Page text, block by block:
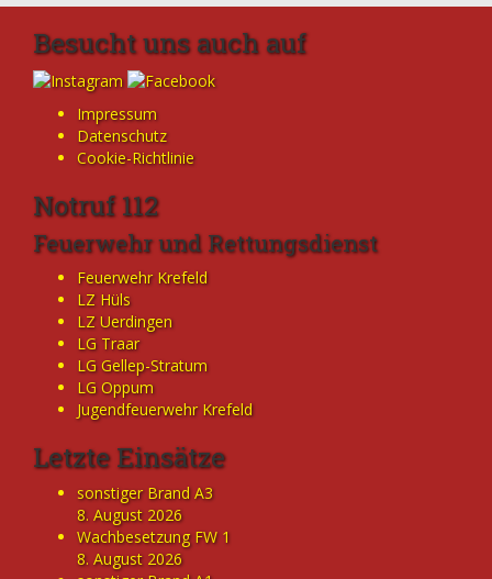
Besucht uns auch auf
Impressum
Datenschutz
Cookie-Richtlinie
Notruf 112
Feuerwehr und Rettungsdienst
Feuerwehr Krefeld
LZ Hüls
LZ Uerdingen
LG Traar
LG Gellep-Stratum
LG Oppum
Jugendfeuerwehr Krefeld
Letzte Einsätze
sonstiger Brand A3
8. August 2026
Wachbesetzung FW 1
8. August 2026